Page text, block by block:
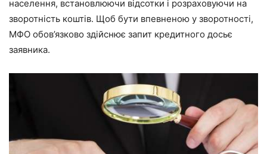
населення, встановлюючи відсотки і розраховуючи на
зворотність коштів. Щоб бути впевненою у зворотності,
МФО обов’язково здійснює запит кредитного досьє
заявника.